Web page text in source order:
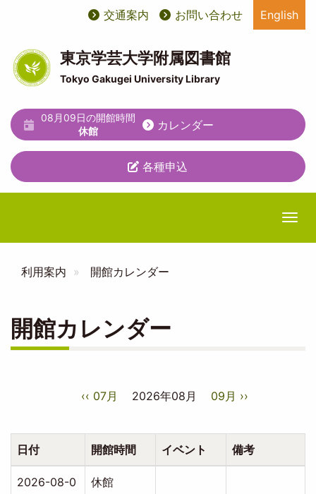
ツ
に
動
User
account
menu
ユ
ー
テ
ィ
リ
テ
ィ
メ
ュ
ー
交通案内 お問い合わせ English
東京学芸大学附属図書館
Tokyo Gakugei University Library
08月09日の開館時間
休館
カレンダー
各種申込
利用案内 開館カレンダー
開館カレンダー
送
り
‹‹ 07月 2026年08月 09月 ››
日付 開館時間 イベント 備考
2026-08-0
休館